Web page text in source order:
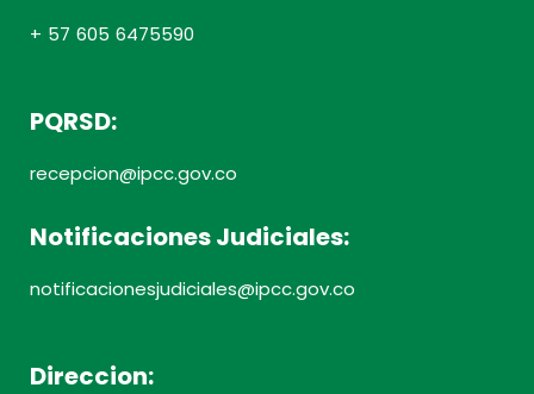
+ 57 605 6475590
PQRSD:
recepcion@ipcc.gov.co
Notificaciones Judiciales:
notificacionesjudiciales@ipcc.gov.co
Direccion: